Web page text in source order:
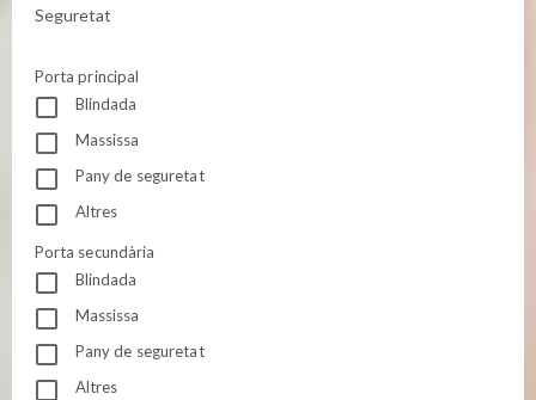
Seguretat
Porta principal
Blindada
Massissa
Pany de seguretat
Altres
Porta secundària
Blindada
Massissa
Pany de seguretat
Altres